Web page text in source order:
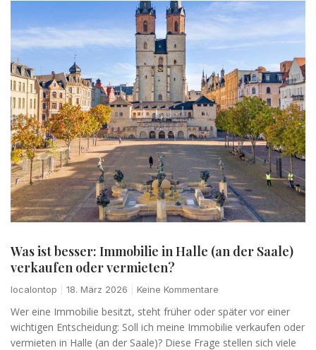
Was ist besser: Immobilie in Halle (an der Saale)
verkaufen oder vermieten?
localontop 18. März 2026 Keine Kommentare
Wer eine Immobilie besitzt, steht früher oder später vor einer
wichtigen Entscheidung: Soll ich meine Immobilie verkaufen oder
vermieten in Halle (an der Saale)? Diese Frage stellen sich viele